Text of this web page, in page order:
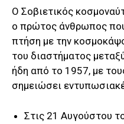
Ο Σοβιετικός
ο πρώτος άνθρωπος
πτήση με την
του διαστήματος
ήδη από το 1957, με
σημειώσει
Στις 21 Αυγούστου